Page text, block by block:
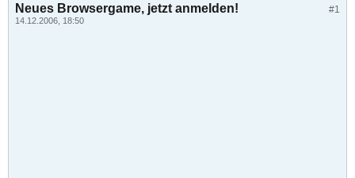
#1
Neues Browsergame, jetzt anmelden!
14.12.2006, 18:50